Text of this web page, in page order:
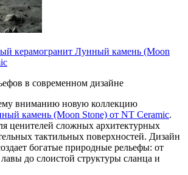
керамогранит Лунный камень (Moon
в современном дизайне
вниманию новую коллекцию
камень (Moon Stone) от NT Ceramic.
ценителей сложных архитектурных
тактильных поверхностей. Дизайн
богатые природные рельефы: от
до слоистой структуры сланца и